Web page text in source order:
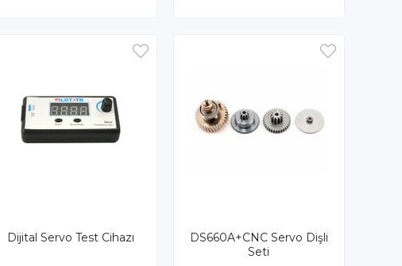
Dijital Servo Test Cihazı
DS660A+CNC Servo Dişli
Seti